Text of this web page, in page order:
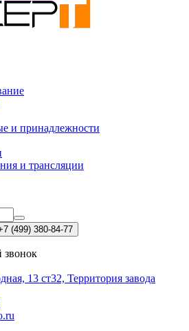
и принадлежности
и трансляции
(499) 380-84-77
звонок
13 ст32, Территория завода